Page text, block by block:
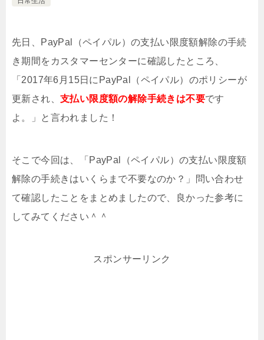
先日、PayPal（ペイパル）の支払い限度額解除の手続
き期間をカスタマーセンターに確認したところ、
「2017年6月15日にPayPal（ペイパル）のポリシーが
更新され、 支払い限度額の解除手続きは不要です
よ。」と言われました！
そこで今回は、「PayPal（ペイパル）の支払い限度額
解除の手続きはいくらまで不要なのか？」問い合わせ
て確認したことをまとめましたので、良かった参考に
してみてください＾＾
スポンサーリンク